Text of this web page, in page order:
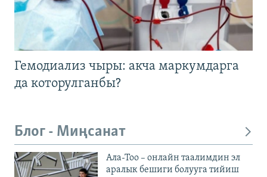
Гемодиализ чыры: акча маркумдарга
да которулганбы?
Блог - Миңсанат
Ала-Тоо – онлайн таалимдин эл
аралык бешиги болууга тийиш